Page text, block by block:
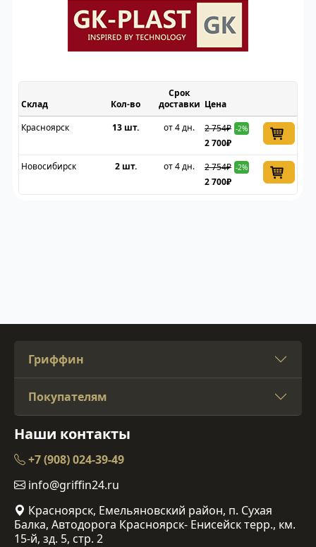
Склад
Срок
доставки Цена
Красноярск
13 шт. от 4 дн. 2 754₽ -2%
2 700₽
Новосибирск
2 шт. от 4 дн. 2 754₽ -2%
2 700₽
Гриффин
Покупателям
Наши контакты
+7 (908) 024-39-49
info@griffin24.ru
Красноярск, Емельяновский район, п. Сухая
Балка, Автодорога Красноярск- Енисейск терр., км.
15-й, зд. 5, стр. 2